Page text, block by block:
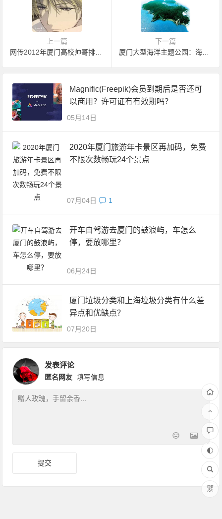
上一篇
网传2012年厦门高校帅哥排行榜
下一篇
厦门大型海洋主题公园：海洋世界 明年开建
Magnific(Freepik)会员到期后是否还可
以商用？许可证有有效期吗？
05月14日
2020年厦门旅游年卡景区再加码，免费
不限次数畅玩24个景点
07月04日 1
开车自驾游去厦门的鼓浪屿，车怎么
停，要放哪里？
06月24日
厦门垃圾分类和上海垃圾分类有什么差
异点和优缺点？
07月20日
发表评论
匿名网友 填写信息
繁